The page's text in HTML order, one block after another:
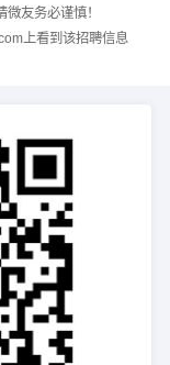
友务必谨慎！
上看到该招聘信息